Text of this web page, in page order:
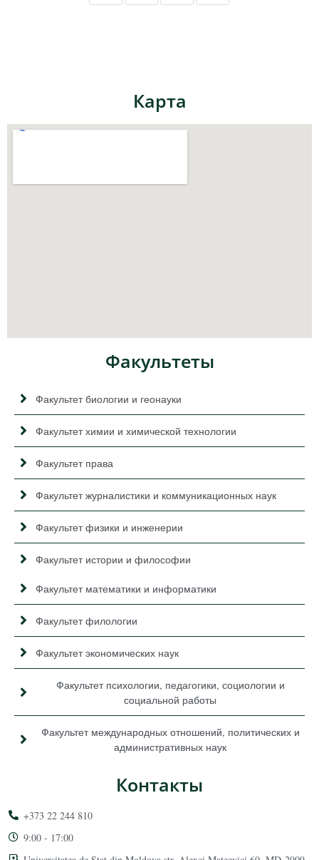
Карта
Факультеты
Факультет биологии и геонауки
Факультет химии и химической технологии
Факультет права
Факультет журналистики и коммуникационных наук
Факультет физики и инженерии
Факультет истории и философии
Факультет математики и информатики
Факультет филологии
Факультет экономических наук
Факультет психологии, педагогики, социологии и
социальной работы
Факультет международных отношений, политических и
административных наук
Контакты
+373 22 244 810
9:00 - 17:00